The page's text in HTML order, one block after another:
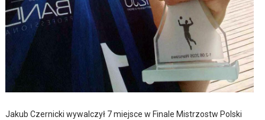
Jakub Czernicki wywalczył 7 miejsce w Finale Mistrzostw Polski